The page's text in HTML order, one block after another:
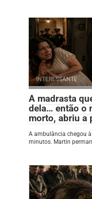
INTERESSANTE
A madrasta
dela… então o
morto, abriu a
A ambulância chegou
minutos. Martin